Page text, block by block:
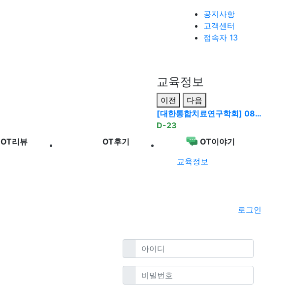
공지사항
고객센터
접속자 13
교육정보
이전
다음
[대한통합치료연구학회] 08…
D-23
OT리뷰 OT후기
OT이야기
교육정보
로그인
아이디필수
비밀번호필수